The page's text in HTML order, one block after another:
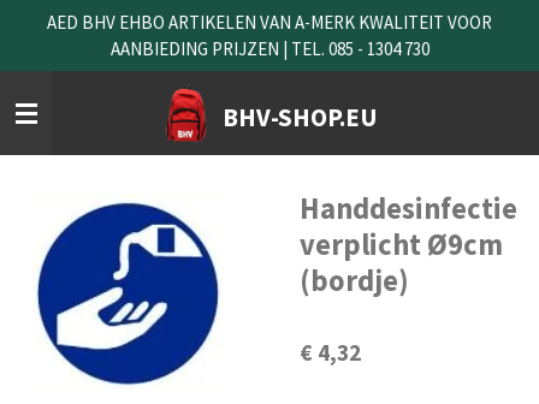
naar
de
hoofdinhoud
BHV-SHOP.EU
AED BHV EHBO ARTIKELEN VAN A-MERK KWALITEIT VOOR
AANBIEDING PRIJZEN | TEL. 085 - 1304 730
Handdesinfectie
verplicht Ø9cm
(bordje)
€ 4,32